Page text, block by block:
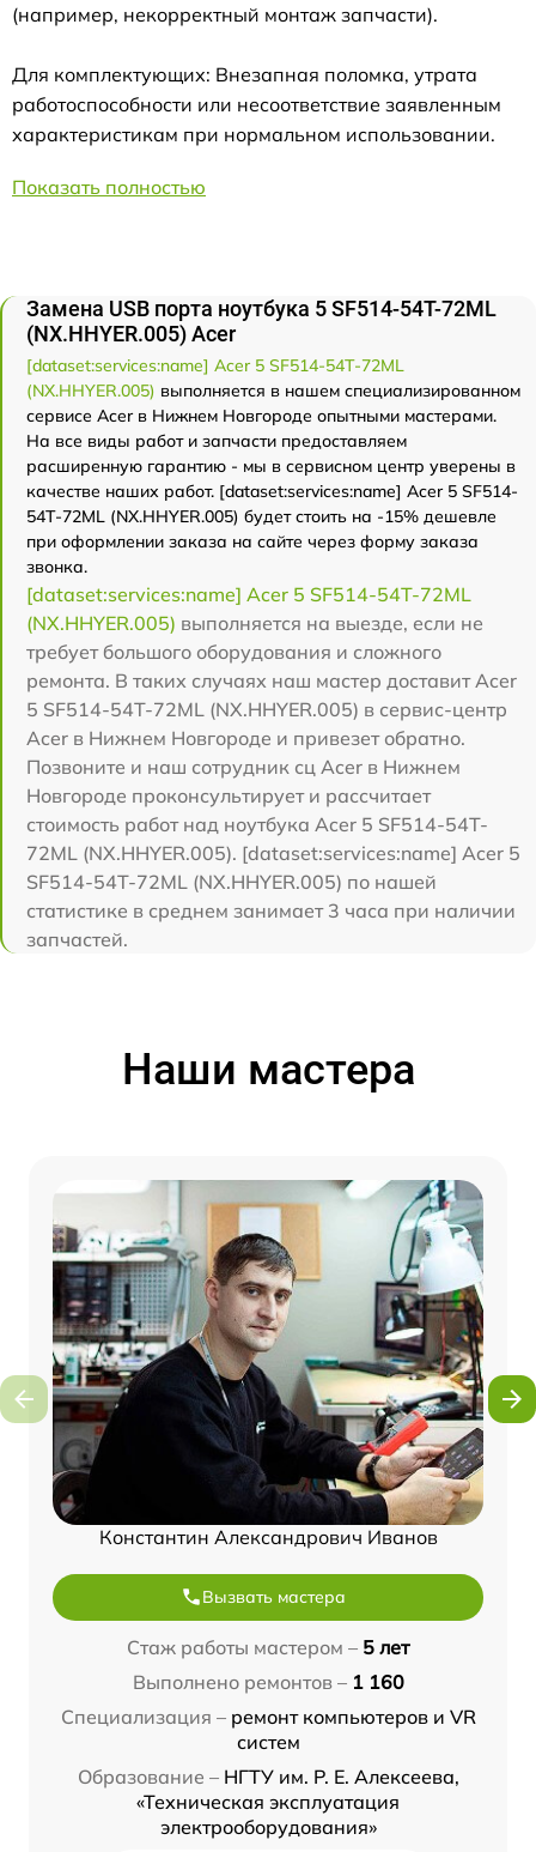
(например, некорректный монтаж запчасти).
Для комплектующих: Внезапная поломка, утрата
работоспособности или несоответствие заявленным
характеристикам при нормальном использовании.
Показать полностью
Замена USB порта ноутбука 5 SF514-54T-72ML
(NX.HHYER.005) Acer
[dataset:services:name] Acer 5 SF514-54T-72ML
(NX.HHYER.005) выполняется в нашем специализированном
сервисе Acer в Нижнем Новгороде опытными мастерами.
На все виды работ и запчасти предоставляем
расширенную гарантию - мы в сервисном центр уверены в
качестве наших работ. [dataset:services:name] Acer 5 SF514-
54T-72ML (NX.HHYER.005) будет стоить на -15% дешевле
при оформлении заказа на сайте через форму заказа
звонка.
[dataset:services:name] Acer 5 SF514-54T-72ML
(NX.HHYER.005) выполняется на выезде, если не
требует большого оборудования и сложного
ремонта. В таких случаях наш мастер доставит Acer
5 SF514-54T-72ML (NX.HHYER.005) в сервис-центр
Acer в Нижнем Новгороде и привезет обратно.
Позвоните и наш сотрудник сц Acer в Нижнем
Новгороде проконсультирует и рассчитает
стоимость работ над ноутбука Acer 5 SF514-54T-
72ML (NX.HHYER.005). [dataset:services:name] Acer 5
SF514-54T-72ML (NX.HHYER.005) по нашей
статистике в среднем занимает 3 часа при наличии
запчастей.
Наши мастера
Константин Александрович Иванов
Вызвать мастера
Стаж работы мастером – 5 лет
Выполнено ремонтов – 1 160
Специализация – ремонт компьютеров и VR
систем
Образование – НГТУ им. Р. Е. Алексеева,
«Техническая эксплуатация
электрооборудования»